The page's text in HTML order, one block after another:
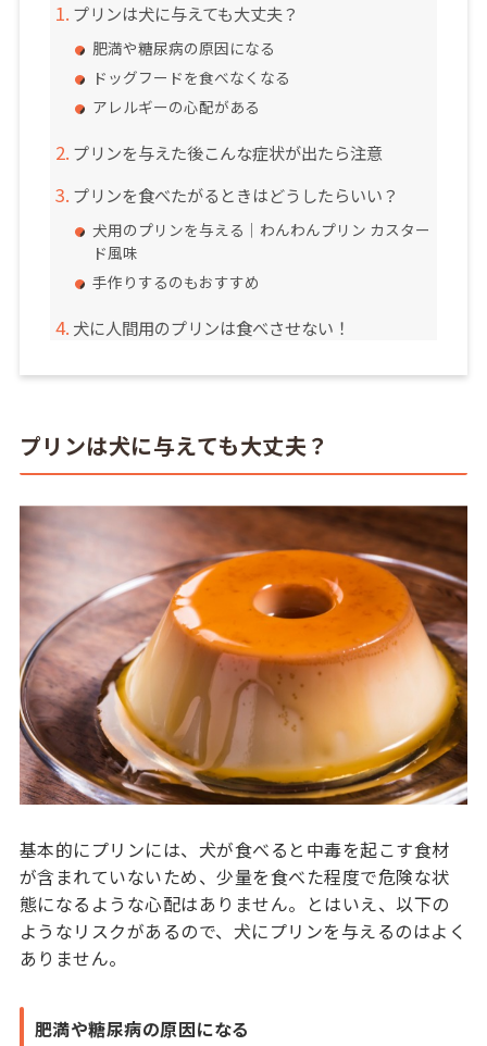
プリンは犬に与えても大丈夫？
肥満や糖尿病の原因になる
ドッグフードを食べなくなる
アレルギーの心配がある
プリンを与えた後こんな症状が出たら注意
プリンを食べたがるときはどうしたらいい？
犬用のプリンを与える｜わんわんプリン カスター
ド風味
手作りするのもおすすめ
犬に人間用のプリンは食べさせない！
プリンは犬に与えても大丈夫？
基本的にプリンには、犬が食べると中毒を起こす食材
が含まれていないため、少量を食べた程度で危険な状
態になるような心配はありません。とはいえ、以下の
ようなリスクがあるので、犬にプリンを与えるのはよく
ありません。
肥満や糖尿病の原因になる